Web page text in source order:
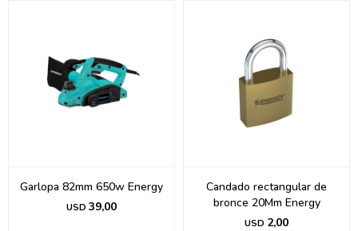
Garlopa 82mm 650w Energy
USD 39,00
Candado rectangular de
bronce 20Mm Energy
USD 2,00